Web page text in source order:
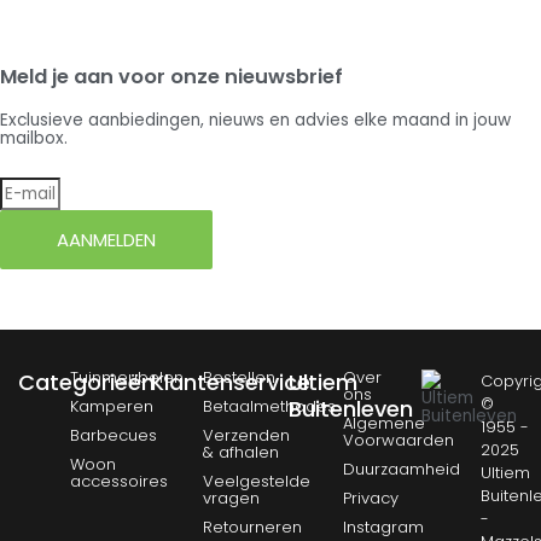
Meld je aan voor onze nieuwsbrief
Exclusieve aanbiedingen, nieuws en advies elke maand in jouw
mailbox.
AANMELDEN
Categorieën
Tuinmeubelen
Kamperen
Barbecues
Woon
accessoires
Klantenservice
Bestellen
Betaalmethodes
Verzenden
& afhalen
Veelgestelde
vragen
Retourneren
Ultiem
Buitenleven
Over
ons
Algemene
Voorwaarden
Duurzaamheid
Privacy
Instagram
©
1955 -
2025
Ultiem
-